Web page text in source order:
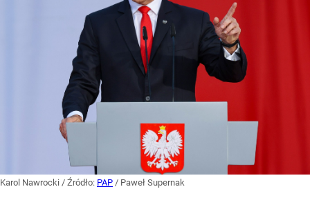
Karol Nawrocki / Źródło: PAP / Paweł Supernak